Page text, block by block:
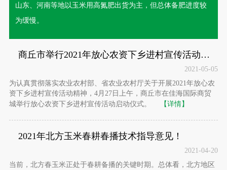
山东、河南等地以玉米用高氮肥出货为主，但总体备肥进度较
为缓慢。
商丘市举行2021年放心农资下乡进村宣传活动启动仪式
2021-05-05
为认真贯彻落实农业农村部、省农业农村厅关于开展2021年放心农
资下乡进村宣传活动精神，4月27日上午，商丘市在佳海国际商贸
城举行放心农资下乡进村宣传活动启动仪式。
【详情】
2021年北方玉米春耕春播技术指导意见！
2021-04-20
当前，北方春玉米正处于春耕备播的关键时期。总体看，北方地区